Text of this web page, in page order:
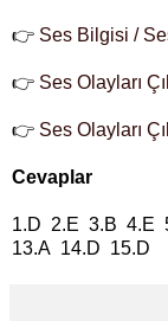
👉 Ses Bilgisi /
👉 Ses Olayları
👉 Ses Olayları
Cevaplar
1.D 2.E 3.B 4.E
13.A 14.D 15.D